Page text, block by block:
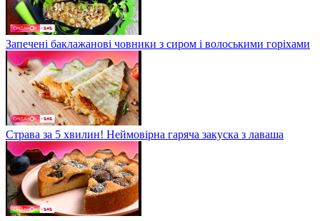
Запечені баклажанові човники з сиром і волоськими горіхами
Страва за 5 хвилин! Неймовірна гаряча закуска з лаваша